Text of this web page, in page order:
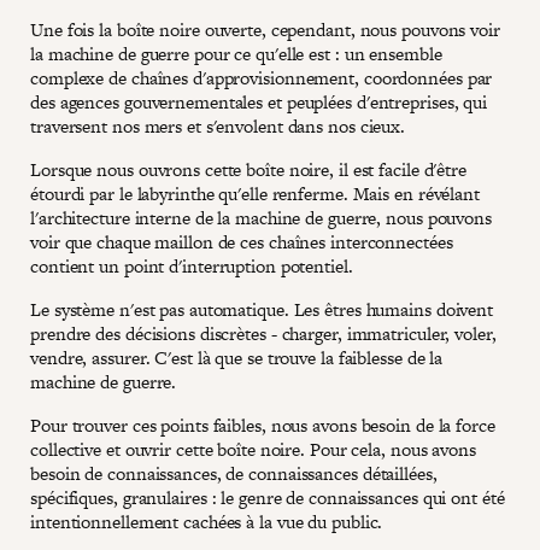
Une fois la boîte noire ouverte, cependant, nous pouvons voir
la machine de guerre pour ce qu'elle est : un ensemble
complexe de chaînes d'approvisionnement, coordonnées par
des agences gouvernementales et peuplées d'entreprises, qui
traversent nos mers et s'envolent dans nos cieux.
Lorsque nous ouvrons cette boîte noire, il est facile d'être
étourdi par le labyrinthe qu'elle renferme. Mais en révélant
l'architecture interne de la machine de guerre, nous pouvons
voir que chaque maillon de ces chaînes interconnectées
contient un point d'interruption potentiel.
Le système n'est pas automatique. Les êtres humains doivent
prendre des décisions discrètes - charger, immatriculer, voler,
vendre, assurer. C'est là que se trouve la faiblesse de la
machine de guerre.
Pour trouver ces points faibles, nous avons besoin de la force
collective et ouvrir cette boîte noire. Pour cela, nous avons
besoin de connaissances, de connaissances détaillées,
spécifiques, granulaires : le genre de connaissances qui ont été
intentionnellement cachées à la vue du public.